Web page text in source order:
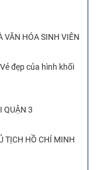
VĂN HÓA SINH VIÊN
đẹp của hình khối
QUẬN 3
TỊCH HỒ CHÍ MINH